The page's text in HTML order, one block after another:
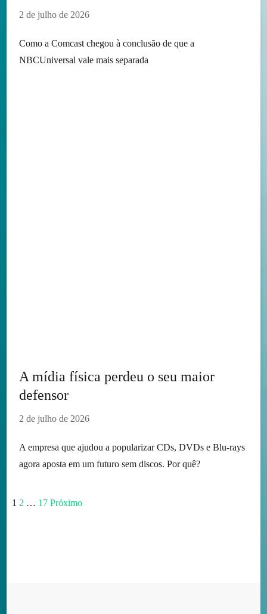
2 de julho de 2026
Como a Comcast chegou à conclusão de que a
NBCUniversal vale mais separada
A mídia física perdeu o seu maior
defensor
2 de julho de 2026
A empresa que ajudou a popularizar CDs, DVDs e Blu-rays
agora aposta em um futuro sem discos. Por quê?
Paginação
Página
1 Página
2 … Página
17 Próximo